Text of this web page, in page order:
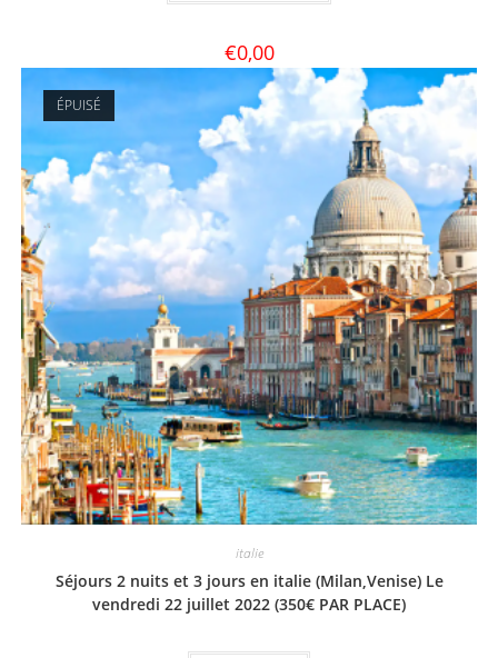
€0,00
ÉPUISÉ
italie
Séjours 2 nuits et 3 jours en italie (Milan,Venise) Le
vendredi 22 juillet 2022 (350€ PAR PLACE)